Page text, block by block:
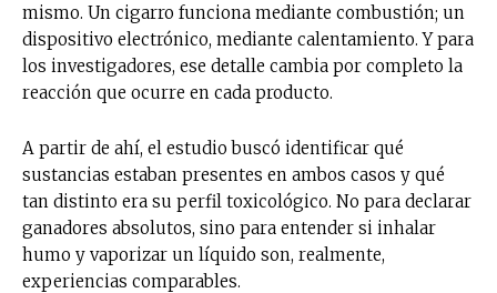
mismo. Un cigarro funciona mediante combustión; un
dispositivo electrónico, mediante calentamiento. Y para
los investigadores, ese detalle cambia por completo la
reacción que ocurre en cada producto.
A partir de ahí, el estudio buscó identificar qué
sustancias estaban presentes en ambos casos y qué
tan distinto era su perfil toxicológico. No para declarar
ganadores absolutos, sino para entender si inhalar
humo y vaporizar un líquido son, realmente,
experiencias comparables.